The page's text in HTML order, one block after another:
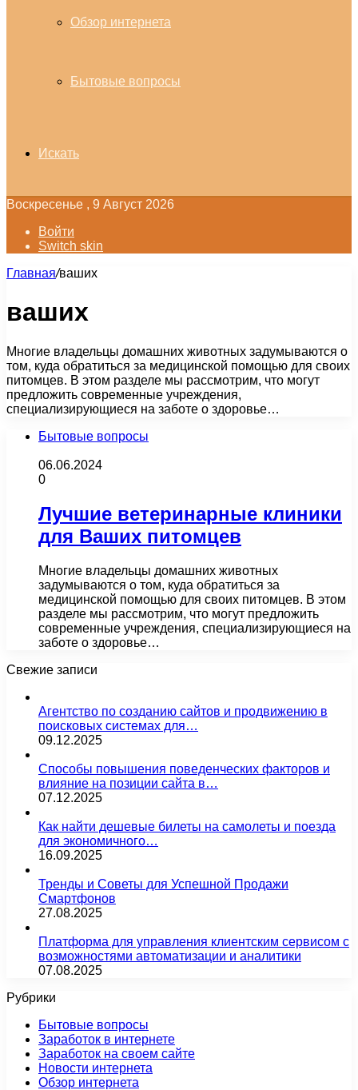
Обзор интернета
Бытовые вопросы
Искать
Воскресенье , 9 Август 2026
Войти
Switch skin
Главная/ваших
ваших
Многие владельцы домашних животных задумываются о
том, куда обратиться за медицинской помощью для своих
питомцев. В этом разделе мы рассмотрим, что могут
предложить современные учреждения,
специализирующиеся на заботе о здоровье…
Бытовые вопросы
06.06.2024
0
Лучшие ветеринарные клиники
для Ваших питомцев
Многие владельцы домашних животных
задумываются о том, куда обратиться за
медицинской помощью для своих питомцев. В этом
разделе мы рассмотрим, что могут предложить
современные учреждения, специализирующиеся на
заботе о здоровье…
Свежие записи
Агентство по созданию сайтов и продвижению в
поисковых системах для…
09.12.2025
Способы повышения поведенческих факторов и
влияние на позиции сайта в…
07.12.2025
Как найти дешевые билеты на самолеты и поезда
для экономичного…
16.09.2025
Тренды и Советы для Успешной Продажи
Смартфонов
27.08.2025
Платформа для управления клиентским сервисом с
возможностями автоматизации и аналитики
07.08.2025
Рубрики
Бытовые вопросы
Заработок в интернете
Заработок на своем сайте
Новости интернета
Обзор интернета